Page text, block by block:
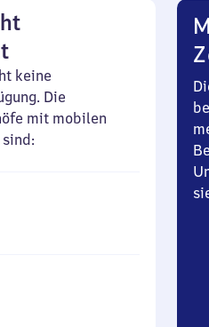
keine
Die
mit mobilen